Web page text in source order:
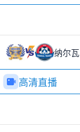
纳尔瓦
高清直播